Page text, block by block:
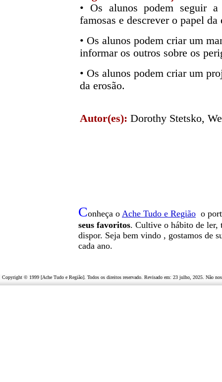
•
Os alunos podem seguir
famosas e descrever o papel
• Os alunos podem criar um
informar os outros sobre os
• Os alunos podem criar um
da erosão.
Autor(es): Dorothy Stetsko,
Conheça o Ache Tudo e Região o
seus favoritos. Cultive o hábito de ler,
dispor. Seja bem vindo , gostamos de
cada ano.
Copyright © 1999 [Ache Tudo e Região]. Todos os direitos reservado. Revisado em: 23 julho, 2025 . Não